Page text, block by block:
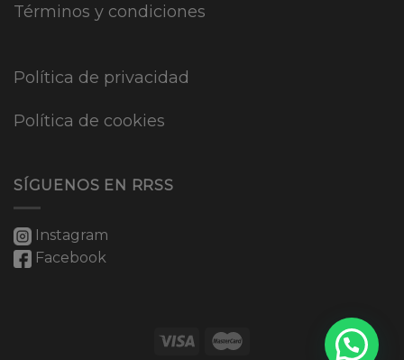
Términos y condiciones
Política de privacidad
Política de cookies
SÍGUENOS EN RRSS
Instagram
Facebook